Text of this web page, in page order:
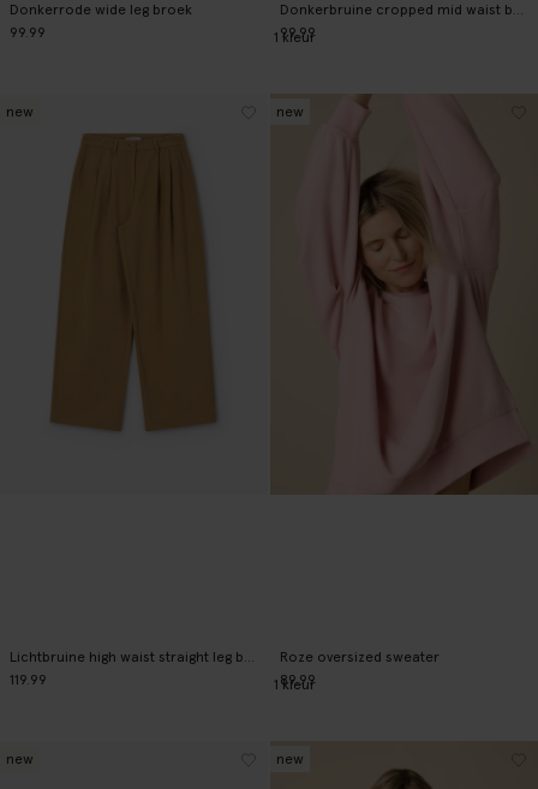
Donkerrode wide leg broek
99.99
Donkerbruine cropped mid waist barrel jeans
99.99
1 kleur
119.99
new
Roze oversized sweater
89.99
new
1 kleur
new new